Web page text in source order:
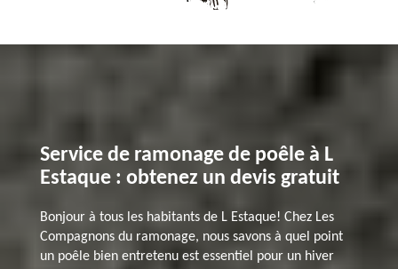
Service de ramonage de poêle à L
Estaque : obtenez un devis gratuit
Bonjour à tous les habitants de L Estaque! Chez Les
Compagnons du ramonage, nous savons à quel point
un poêle bien entretenu est essentiel pour un hiver